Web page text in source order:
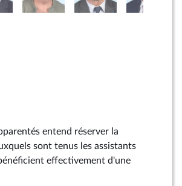
entend réserver la
sont tenus les assistants
effectivement d'une